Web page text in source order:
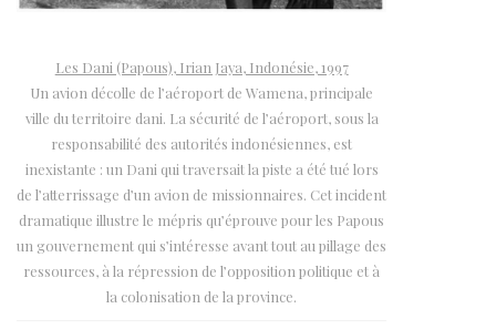
Les Dani (Papous), Irian Jaya, Indonésie, 1997
Un avion décolle de l’aéroport de Wamena, principale
ville du territoire dani. La sécurité de l’aéroport, sous la
responsabilité des autorités indonésiennes, est
inexistante : un Dani qui traversait la piste a été tué lors
de l’atterrissage d’un avion de missionnaires. Cet incident
dramatique illustre le mépris qu’éprouve pour les Papous
un gouvernement qui s’intéresse avant tout au pillage des
ressources, à la répression de l’opposition politique et à
la colonisation de la province.